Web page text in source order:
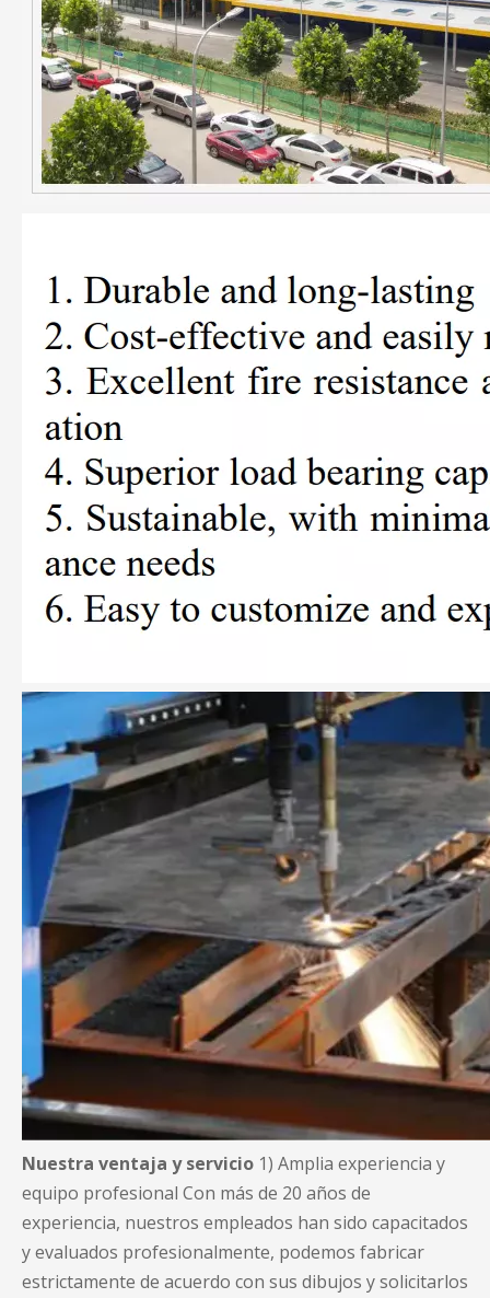
Nuestra ventaja y servicio 1) Amplia experiencia y
equipo profesional Con más de 20 años de
experiencia, nuestros empleados han sido capacitados
y evaluados profesionalmente, podemos fabricar
estrictamente de acuerdo con sus dibujos y solicitarlos